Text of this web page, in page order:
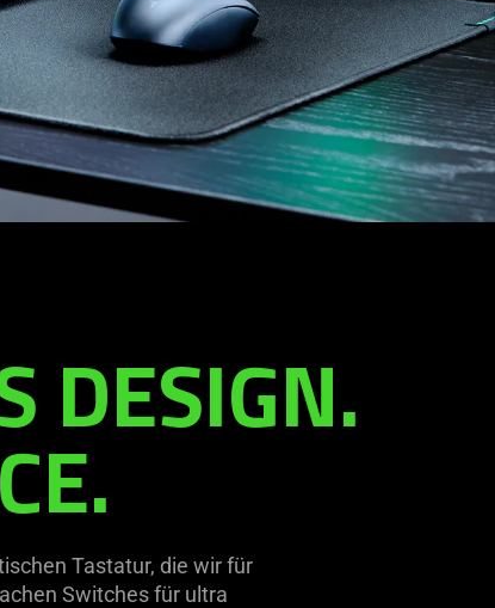
DESIGN.
Tastatur, die wir für
Switches für ultra